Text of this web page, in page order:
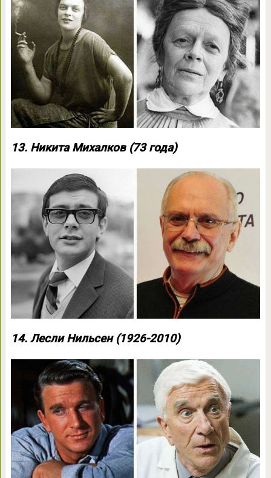
13. Никита Михалков (73 года)
14. Лесли Нильсен (1926-2010)